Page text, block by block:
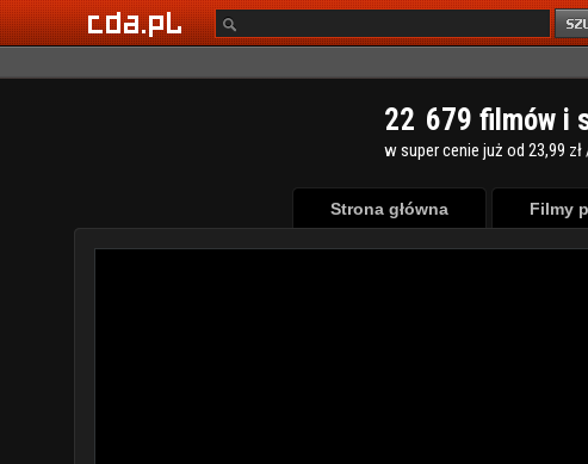
22 679 filmów i
w super cenie już od 23,99
Strona główna Filmy